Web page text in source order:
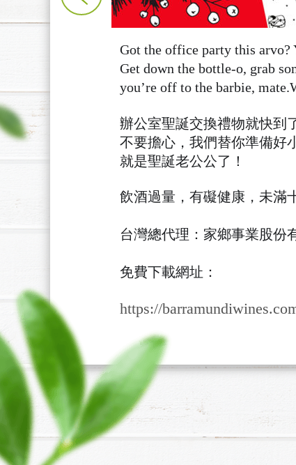
Got the office party this arvo?
Get down the bottle-o, grab
you’re off to the barbie,
辦公室聖誕交換禮物就快到
不要擔心，我們替你準備好
就是聖誕老公公了！
飲酒過量，有礙健康，未滿
台灣總代理：家鄉事業股份
免費下載網址：
https://